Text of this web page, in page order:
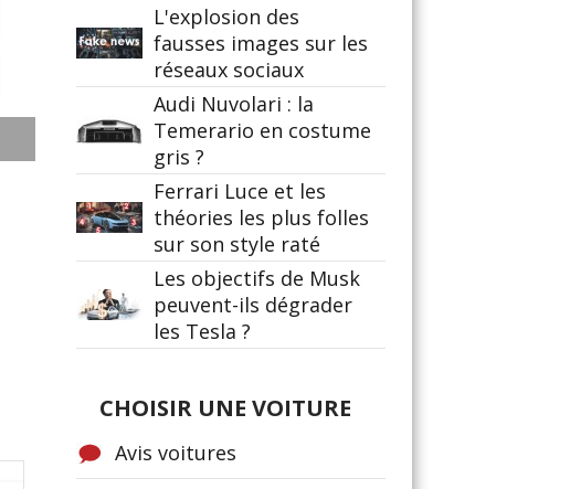
L'explosion des
fausses images sur les
réseaux sociaux
Audi Nuvolari : la
Temerario en costume
gris ?
Ferrari Luce et les
théories les plus folles
sur son style raté
Les objectifs de Musk
peuvent-ils dégrader
les Tesla ?
CHOISIR UNE VOITURE
Avis voitures